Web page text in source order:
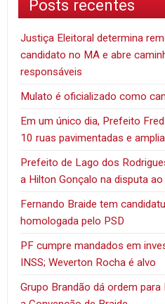
Posts recentes
Justiça Eleitoral determina
candidato no MA e abre
responsáveis
Mulato é oficializado como
Em um único dia, Prefeito
10 ruas pavimentadas e
Prefeito de Lago dos
a Hilton Gonçalo na disputa ao
Fernando Braide tem
homologada pelo PSD
PF cumpre mandados em
INSS; Weverton Rocha é alvo
Grupo Brandão dá ordem para